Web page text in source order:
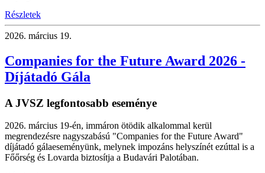
Részletek
2026. március 19.
Companies for the Future Award 2026 -
Díjátadó Gála
A JVSZ legfontosabb eseménye
2026. március 19-én, immáron ötödik alkalommal kerül
megrendezésre nagyszabású "Companies for the Future Award"
díjátadó gálaeseményünk, melynek impozáns helyszínét ezúttal is a
Főőrség és Lovarda biztosítja a Budavári Palotában.